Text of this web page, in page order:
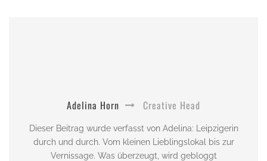
Adelina Horn Creative Head
Dieser Beitrag wurde verfasst von Adelina: Leipzigerin
durch und durch. Vom kleinen Lieblingslokal bis zur
Vernissage. Was überzeugt, wird gebloggt